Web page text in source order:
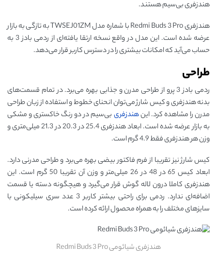
هندزفری بی‌سیم هستند.
هندزفری Redmi Buds 3 Pro با شماره مدل TWSEJ01ZM به تازگی به بازار
عرضه شده است. این مدل در واقع نسخه ارتقا یافته‌ای از ردمی بادز 3 به
حساب می‌آید که امکانات بیشتری را در دسترس کاربر قرار می‌دهد.
طراحی
ردمی بادز 3 پرو از طراحی مدرن و جذابی بهره می‌برد. در تمام قسمت‌های
بدنه هندزفری و کیس شارژ می‌توان انحنای خطوط و استفاده از زبان طراحی
مدرن را مشاهده کرد. اینهندزفری بی‌سیم در دو رنگ خاکستری و مشکی
به بازار عرضه شده است. ابعاد هندزفری 25.4 در 20.3 در 21.3 میلی‌متری و
وزن هر هندزفری فقط 4.9 گرم است.
کیس شارژ نیز تقریبا از فرم فاکتور بیضی بهره می‌برد و طراحی مدرنی دارد.
ابعاد کیس 65 در 48 در 26 میلی‌متر و وزن آن تقریبا 50 گرم است. این
هندزفری کاملا درون لاله گوش قرار می‌گیرد و هیچگونه دسته یا قسمت
اضافه‌ای ندارد. ردمی برای راحتی بیشتر کاربر 3 عدد سری سیلیکونی با
سایزهای مختلف را به همراه محصول ارائه کرده است.
هندزفری شیائومی Redmi Buds 3 Pro